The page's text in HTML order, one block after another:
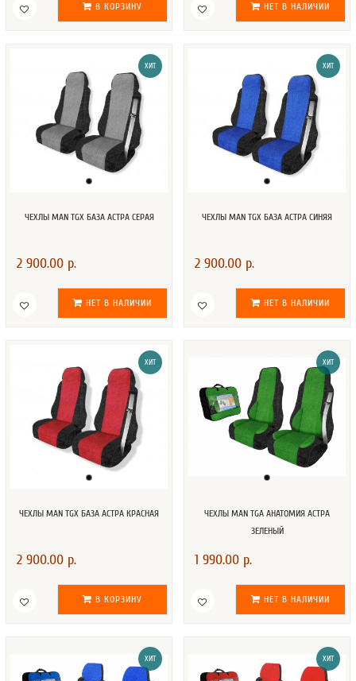
В КОРЗИНУ НЕТ В НАЛИЧИИ
ХИТ
ЧЕХЛЫ MAN TGX БАЗА АСТРА СЕРАЯ
2 900.00 р.
НЕТ В НАЛИЧИИ
ХИТ
ЧЕХЛЫ MAN TGX БАЗА АСТРА СИНЯЯ
2 900.00 р.
НЕТ В НАЛИЧИИ
ХИТ
ЧЕХЛЫ MAN TGX БАЗА АСТРА КРАСНАЯ
2 900.00 р.
В КОРЗИНУ
ХИТ
ЧЕХЛЫ MAN TGA АНАТОМИЯ АСТРА
ЗЕЛЕНЫЙ
1 990.00 р.
НЕТ В НАЛИЧИИ
ХИТ ХИТ